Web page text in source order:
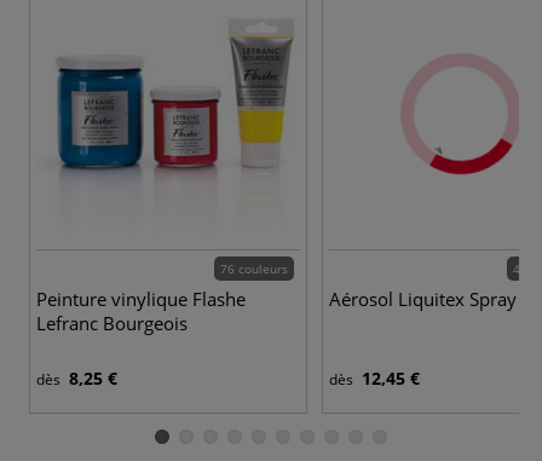
76 couleurs
Peinture vinylique Flashe
Lefranc Bourgeois
dès 8,25 €
49
Aérosol Liquitex Spray
dès 12,45 €